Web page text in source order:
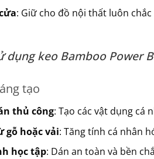
: Giữ cho đồ nội thất luôn
dụng keo Bamboo Power
tạo
thủ công: Tạo các vật dụng cá
gỗ hoặc vải: Tăng tính cá nhân
học tập: Dán an toàn và bền